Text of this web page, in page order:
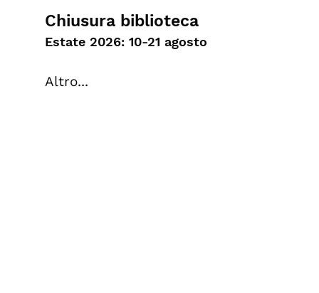
Chiusura biblioteca
Estate 2026: 10-21 agosto
Altro...